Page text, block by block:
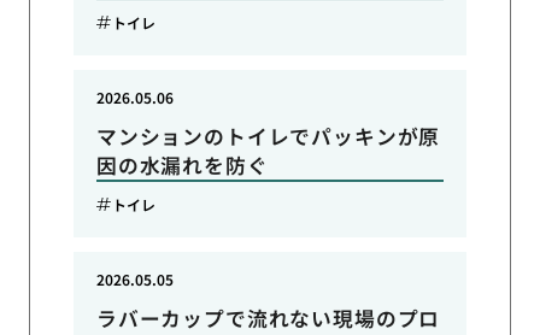
トイレ
マンションのトイレでパッキンが原
因の水漏れを防ぐ
2026.05.06
トイレ
ラバーカップで流れない現場のプロ
2026.05.05